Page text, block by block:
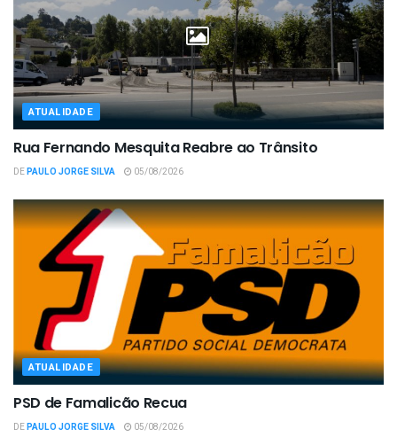
ATUALIDADE
Rua Fernando Mesquita Reabre ao Trânsito
DEPAULO JORGE SILVA 05/08/2026
ATUALIDADE
PSD de Famalicão Recua
DEPAULO JORGE SILVA 05/08/2026